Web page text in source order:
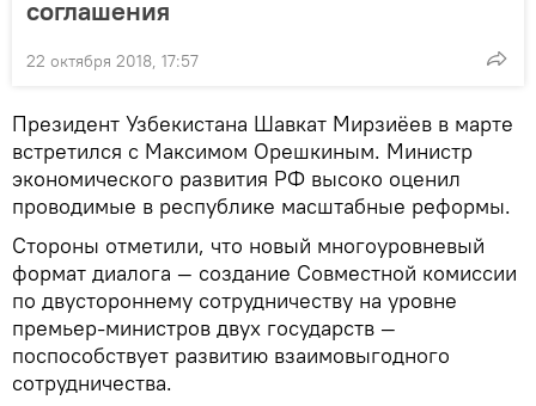
соглашения
22 октября 2018, 17:57
Президент Узбекистана Шавкат Мирзиёев в марте
встретился с Максимом Орешкиным. Министр
экономического развития РФ высоко оценил
проводимые в республике масштабные реформы.
Стороны отметили, что новый многоуровневый
формат диалога — создание Совместной комиссии
по двустороннему сотрудничеству на уровне
премьер-министров двух государств —
поспособствует развитию взаимовыгодного
сотрудничества.